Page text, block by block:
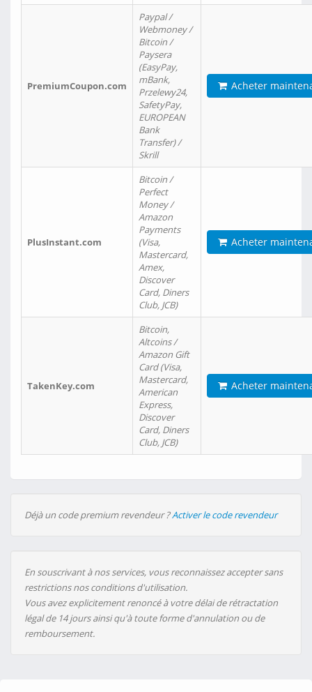
PremiumCoupon.com
Paypal /
Webmoney /
Bitcoin /
Paysera
(EasyPay,
mBank,
Przelewy24,
SafetyPay,
EUROPEAN
Bank
Transfer) /
Skrill
Acheter
PlusInstant.com
Bitcoin /
Perfect
Money /
Amazon
Payments
(Visa,
Mastercard,
Amex,
Discover
Card, Diners
Club, JCB)
Acheter
TakenKey.com
Bitcoin,
Altcoins /
Amazon Gift
Card (Visa,
Mastercard,
American
Express,
Discover
Card, Diners
Club, JCB)
Acheter
Déjà un code premium revendeur ?Activer le code revendeur
En souscrivant à nos services, vous reconnaissez accepter sans
restrictions nos conditions d'utilisation.
Vous avez explicitement renoncé à votre délai de rétractation
légal de 14 jours ainsi qu'à toute forme d'annulation ou de
remboursement.